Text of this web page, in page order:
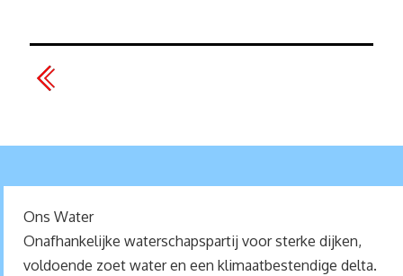
Ons Water
Onafhankelijke waterschapspartij voor sterke dijken,
voldoende zoet water en een klimaatbestendige delta.